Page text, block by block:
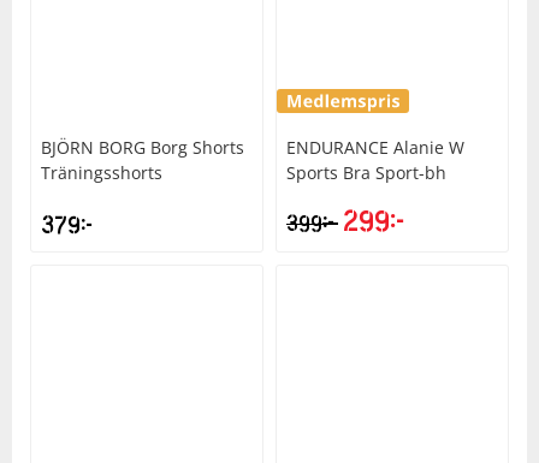
BJÖRN BORG Borg Shorts
Träningsshorts
379kr
ENDURANCE Alanie W
Sports Bra Sport-bh
399kr 299kr